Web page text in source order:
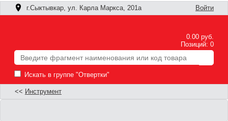
г.Сыктывкар, ул. Карла Маркса, 201а Войти
0.00 руб.
Позиций: 0
Искать в группе "Отвертки"
<< Инструмент